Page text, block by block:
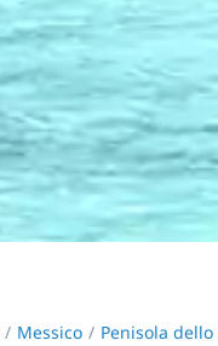
Messico Penisola